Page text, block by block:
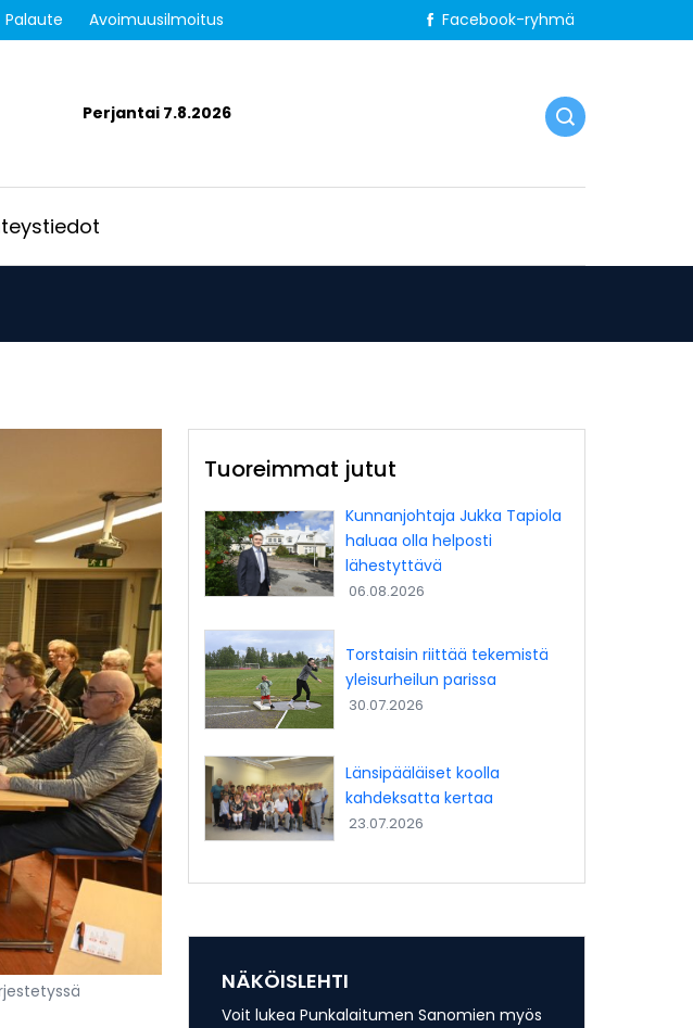
Palaute Avoimuusilmoitus Facebook-ryhmä
Perjantai 7.8.2026
Tuoreimmat jutut
Kunnanjohtaja Jukka Tapiola
haluaa olla helposti
lähestyttävä
06.08.2026
Torstaisin riittää tekemistä
yleisurheilun parissa
30.07.2026
Länsipääläiset koolla
kahdeksatta kertaa
23.07.2026
NÄKÖISLEHTI
Voit lukea Punkalaitumen Sanomien myös